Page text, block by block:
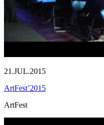
21.JUL.2015
ArtFest’2015
ArtFest